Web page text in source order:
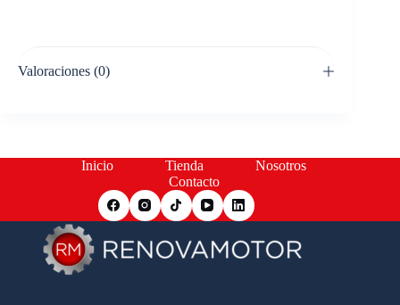
Valoraciones (0)
Inicio Tienda
Nosotros
Contacto